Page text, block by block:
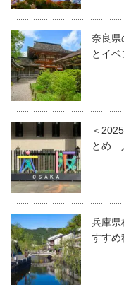
奈良県
とイ
＜
とめ
兵庫県
すす